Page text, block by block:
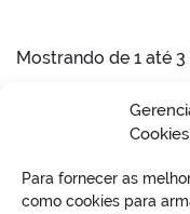
Cookies
Para fornecer as
como cookies para
Mostrando de 1 até